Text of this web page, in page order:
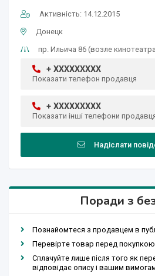
Активність: 14.12.2015
Донецк
пр. Ильича 86 (возле
+ XXXXXXXXX
Показати телефон продавця
+ XXXXXXXXX
Показати інші телефони
Надіслати
Поради з
Познайомтеся з продавцем в
Перевірте товар перед покупкою
Сплачуйте лише після того як
відповідає опису і вашим